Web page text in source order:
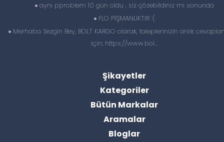
aynı pproblem 10 gün oldu , siz çözebildiniz mi sonunda
FLO PİŞMANLIKTIR :(
Merhaba Sezgin Bey, BOLT KARGO olarak, taleplerinizin anlık
için; https://www.bol...
Şikayetler
Kategoriler
Bütün Markalar
Aramalar
Bloglar